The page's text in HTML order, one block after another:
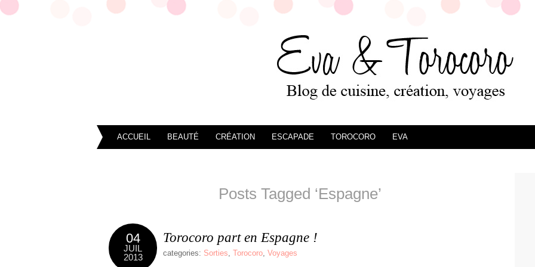
ACCUEIL BEAUTÉ CRÉATION ESCAPADE TOROCORO EVA
Posts Tagged ‘Espagne’
04
JUIL
2013
Torocoro part en Espagne !
categories: Sorties, Torocoro, Voyages